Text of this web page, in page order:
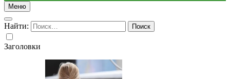
Меню
Найти:
Заголовки